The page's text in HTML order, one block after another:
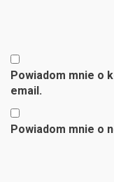
Powiadom mnie o
email.
Powiadom mnie o